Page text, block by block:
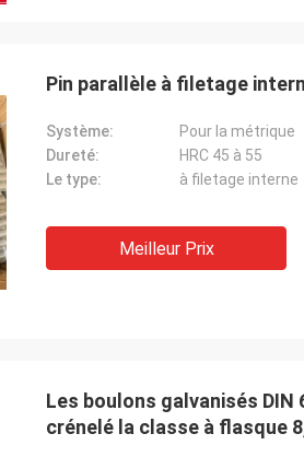
Pin parallèle à filetage
Système:
Pour la métrique
Dureté:
HRC 45 à 55
Le type:
à filetage interne
Meilleur Prix
Les boulons galvanisés
crénelé la classe à flasque